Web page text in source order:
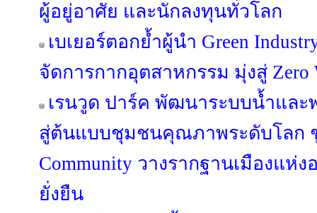
ผู้อยู่อาศัย และนักลงทุนทั่วโลก
เบเยอร์ตอกย้ำผู้นำ Green
จัดการกากอุตสาหกรรม มุ่งสู่ Zero
เรนวูด ปาร์ค พัฒนาระบบน้ำและ
สู่ต้นแบบชุมชนคุณภาพระดับโลก ชู
Community วางรากฐานเมืองแห่
ยั่งยืน